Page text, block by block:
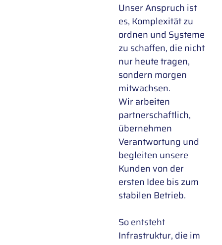
Unser Anspruch ist
es, Komplexität zu
ordnen und Systeme
zu schaffen, die nicht
nur heute tragen,
sondern morgen
mitwachsen.
Wir arbeiten
partnerschaftlich,
übernehmen
Verantwortung und
begleiten unsere
Kunden von der
ersten Idee bis zum
stabilen Betrieb.
So entsteht
Infrastruktur, die im